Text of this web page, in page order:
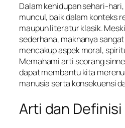
Dalam kehidupan sehari-
muncul, baik dalam konteks
maupun literatur klasik.
sederhana, maknanya
mencakup aspek moral,
Memahami arti seorang
dapat membantu kita
manusia serta konsekuensi
Arti dan